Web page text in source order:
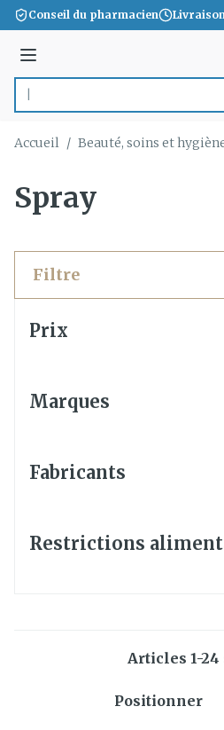
Aller au contenu
Conseil du pharmacien
Menu
Rechercher
Accueil / Beauté, soins et
Spray
Filtre
Prix
Marques
Fabricants
Restrictions
Articles 1-24
Trier par: